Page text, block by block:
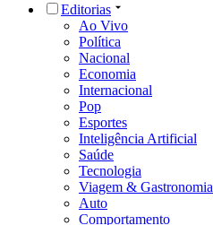
Editorias
Ao Vivo
Política
Nacional
Economia
Internacional
Pop
Esportes
Inteligência Artificial
Saúde
Tecnologia
Viagem & Gastronomia
Auto
Comportamento